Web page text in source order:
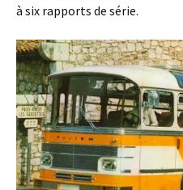
à six rapports de série.